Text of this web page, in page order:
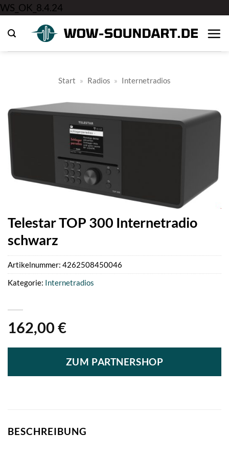
WS_OK_8.4.24
springen
Start » Radios » Internetradios
Telestar TOP 300 Internetradio
schwarz
162,00 €
ZUM PARTNERSHOP
Artikelnummer: 4262508450046
Kategorie: Internetradios
BESCHREIBUNG